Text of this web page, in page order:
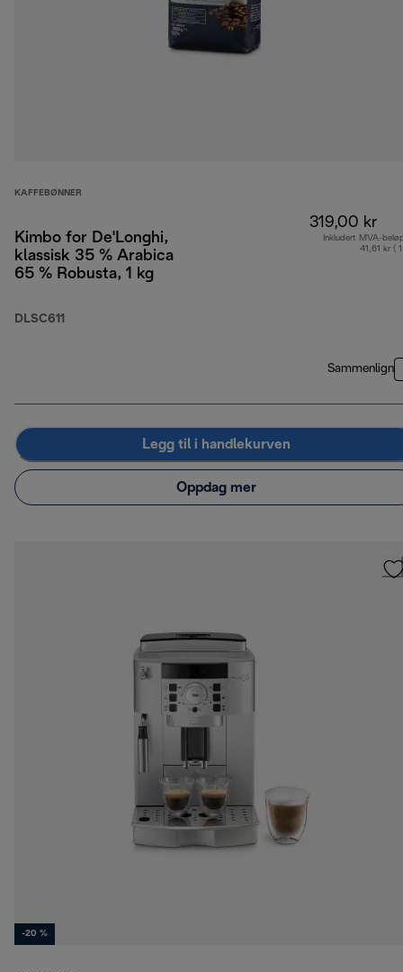
KAFFEBØNNER
Kimbo for De'Longhi,
klassisk 35 % Arabica
65 % Robusta, 1 kg
DLSC611
319,00 kr
Inkludert MVA-
41,61 kr (
Sammenlign
Legg til i handlekurven
Oppdag mer
-20 %